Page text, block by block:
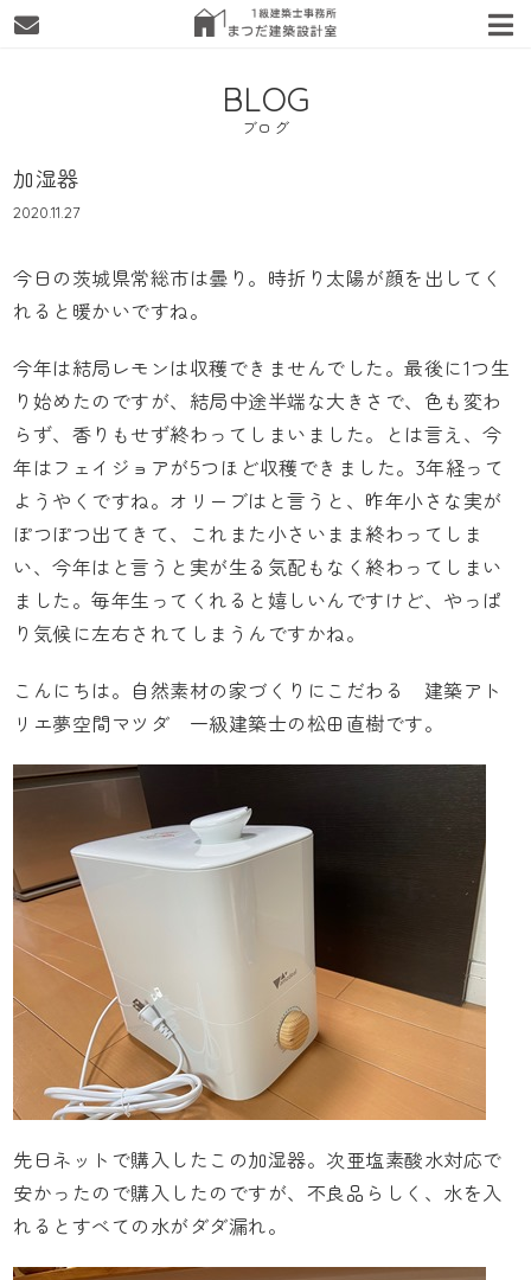
BLOG
ブログ
加湿器
2020.11.27
今日の茨城県常総市は曇り。時折り太陽が顔を出してく
れると暖かいですね。
今年は結局レモンは収穫できませんでした。最後に1つ生
り始めたのですが、結局中途半端な大きさで、色も変わ
らず、香りもせず終わってしまいました。とは言え、今
年はフェイジョアが5つほど収穫できました。3年経って
ようやくですね。オリーブはと言うと、昨年小さな実が
ぽつぽつ出てきて、これまた小さいまま終わってしま
い、今年はと言うと実が生る気配もなく終わってしまい
ました。毎年生ってくれると嬉しいんですけど、やっぱ
り気候に左右されてしまうんですかね。
こんにちは。自然素材の家づくりにこだわる 建築アト
リエ夢空間マツダ 一級建築士の松田直樹です。
先日ネットで購入したこの加湿器。次亜塩素酸水対応で
安かったので購入したのですが、不良品らしく、水を入
れるとすべての水がダダ漏れ。